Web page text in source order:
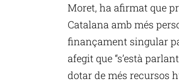
Moret, ha afirmat que
Catalana amb més
finançament singular
afegit que “s’està
dotar de més recursos